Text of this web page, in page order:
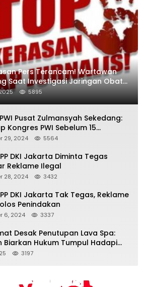
Pers Terancam! Wartawan
Saat Investigasi Jaringan Obat
5895
Pusat Zulmansyah Sekedang:
Kongres PWI Sebelum 15
2024
29, 2024 5564
DKI Jakarta Diminta Tegas
Reklame Ilegal
28, 2024 3432
DKI Jakarta Tak Tegas, Reklame
Penindakan
6, 2024 3337
Desak Penutupan Lava Spa:
Biarkan Hukum Tumpul Hadapi
3197